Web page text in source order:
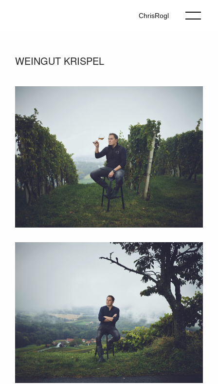
ChrisRogl
WEINGUT KRISPEL